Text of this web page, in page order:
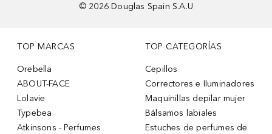
© 2026 Douglas Spain S.A.U
TOP MARCAS
Orebella
ABOUT-FACE
Lolavie
Typebea
Atkinsons - Perfumes
TOP CATEGORÍAS
Cepillos
Correctores e Iluminadores
Maquinillas depilar mujer
Bálsamos labiales
Estuches de perfumes de